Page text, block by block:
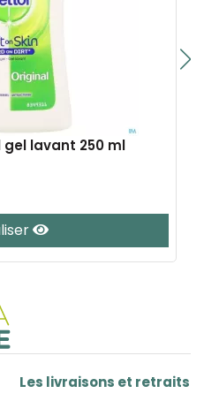
lavant 250 ml
Les livraisons et retraits